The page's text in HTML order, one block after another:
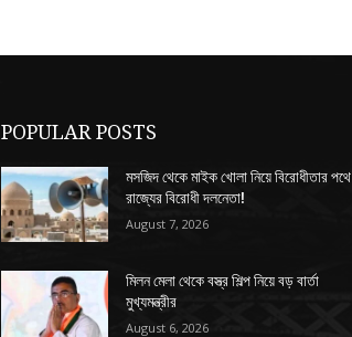
POPULAR POSTS
মসজিদ থেকে মাইক খোলা নিয়ে বিরোধীতার পথে
রাজ্যের বিরোধী দলনেতা!
August 7, 2026
মিলন মেলা থেকে বস্ত্র শিল্প নিয়ে বড় বার্তা
মুখ্যমন্ত্রীর
August 6, 2026